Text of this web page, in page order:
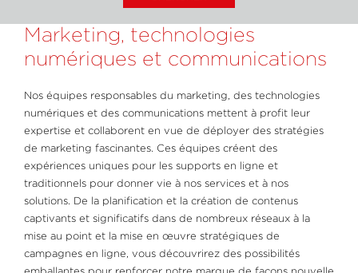
Marketing, technologies
numériques et communications
Nos équipes responsables du marketing, des technologies
numériques et des communications mettent à profit leur
expertise et collaborent en vue de déployer des stratégies
de marketing fascinantes. Ces équipes créent des
expériences uniques pour les supports en ligne et
traditionnels pour donner vie à nos services et à nos
solutions. De la planification et la création de contenus
captivants et significatifs dans de nombreux réseaux à la
mise au point et la mise en œuvre stratégiques de
campagnes en ligne, vous découvrirez des possibilités